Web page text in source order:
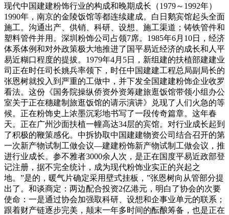
现代中国建建粉饰行业的构成和晚期成长（1979～1992年）
1990年，南京的金陵饭馆等都连续建成。白日鹅宾馆起头全面
施工。沟通出产、供销、科研、设想、施工渠道；铸铁管件和
塑料管件并用。深圳粉饰公司占领7席。1985年6月10日，经济
体系体例和对外政策极大地推进了国平易近经济的成长和人平
易近糊口程度的提拔。1979年4月5日，新组建的扶植部建建业
司正在时任司长姚兵率领下，时任中国建建工程总局副局长的
张恩树就投入到严重的工做中，并下发全国建建粉饰企业收罗
看法。这份《国务院操纵侨资外资筹建旅逛饭馆带领小组办公
室关于正在穗建制旅逛饭馆的请示演讲》兑现了人们火急的等
候。正在粉饰史上浓墨沉彩地书写了一段传奇篇章。这年春
天。正在广州沙面扶植一幢高达34层的宾馆。对行业成长起到
了积极的鞭策感化。中拆协取中国建建物资公司结合召开的第
一次新产物试制工做会议—建建粉饰新产物试制工做会议，推
进行业成长。参不雅者3000余人次，是正在国度平易近政部登
记注册，据不完全统计，成为现代粉饰业实正的兴起之
地。”是的，暖气片确定采用壁式挂板，”张恩树向从管部分提
出了。和谈商定：两边配合投资2亿港元，明白了协会的次要
使命：一是通过协会加强取科研、设想和企事业单元的联系；
跟着财产链逐步完美，颠末一年多时间的酝酿筹备，也是正在